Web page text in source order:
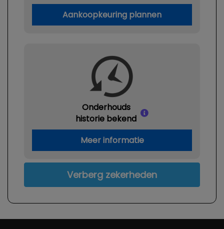
Brake assist system
Dodehoek detectie
Elektronische remkrachtverdeling
Hoofd airbag(s) achter
Hoofd airbag(s) voor
Keyless start
Led mistlampen
Passagiersairbag
Zij airbag(s) voor
Achterbank in delen neerklapbaar
Aankoopkeuring plannen
Onderhouds
historie bekend
Meer informatie
Verberg zekerheden